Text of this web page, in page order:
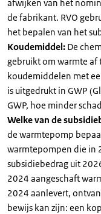
afwijken van het
de fabrikant. RVO
het bepalen van het
Koudemiddel: De
gebruikt om warmte af
koudemiddelen met
is uitgedrukt in GWP
GWP, hoe minder
Welke van de
de warmtepomp
warmtepompen die in
subsidiebedrag uit
2024 aangeschaft
2024 aanlevert,
bewijs kan zijn: een